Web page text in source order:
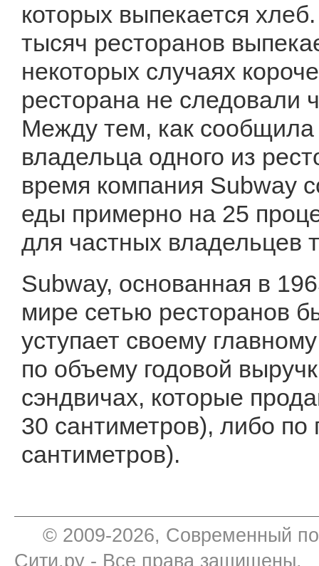
которых выпекается
тысяч ресторанов
некоторых случаях
ресторана не следовали
Между тем, как сообщила
владельца одного из
время компания Subway
еды примерно на 25
для частных владельцев
Subway, основанная в
мире сетью ресторанов
уступает своему
по объему годовой
сэндвичах, которые
30 сантиметров), либо
сантиметров).
© 2009-2026, Современный
Сити.ру - Все права защищены.